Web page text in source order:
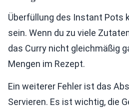
Überfüllung des Instant Pots
sein. Wenn du zu viele
das Curry nicht gleichmäßig
Mengen im Rezept.
Ein weiterer Fehler ist das
Servieren. Es ist wichtig, die